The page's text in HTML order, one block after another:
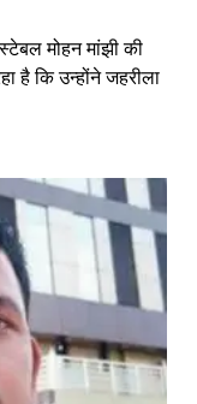
मोहन मांझी की
है कि उन्होंने जहरीला